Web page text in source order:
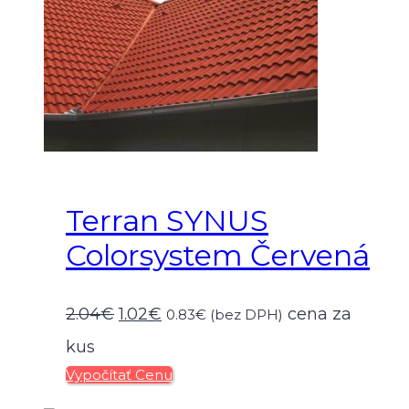
Terran SYNUS
Colorsystem Červená
2.04€Pôvodná
bola:
1.02€ Aktuálna
je:
0.83€ (bez DPH) cena za
kus
Vypočítať Cenu